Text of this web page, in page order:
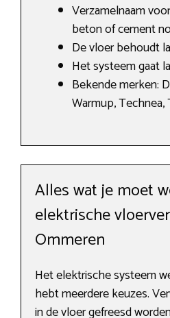
Verzamelnaam
beton of cement
De vloer behoudt
Het systeem gaat
Bekende merken:
Warmup,
Alles wat je moet
elektrische
Ommeren
Het elektrische systeem
hebt meerdere keuzes.
in de vloer gefreesd